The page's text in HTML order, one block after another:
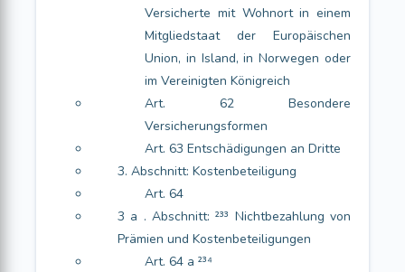
Versicherte mit Wohnort in einem
Mitgliedstaat der Europäischen
Union, in Island, in Norwegen oder
im Vereinigten Königreich
Art. 62 Besondere
Versicherungsformen
Art. 63 Entschädigungen an Dritte
3. Abschnitt: Kostenbeteiligung
Art. 64
3 a . Abschnitt: ²³³ Nichtbezahlung von
Prämien und Kostenbeteiligungen
Art. 64 a ²³⁴